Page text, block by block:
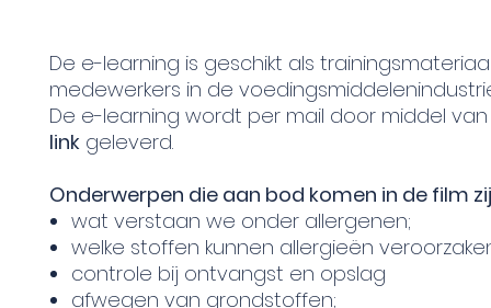
De e-learning is geschikt als
medewerkers in de
De e-learning wordt per mail door middel
link geleverd.
Onderwerpen die aan bod komen in de film
wat verstaan we onder allergenen;
welke stoffen kunnen allergieën
controle bij ontvangst en opslag
afwegen van grondstoffen;